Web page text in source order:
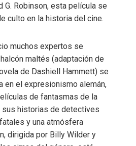
G. Robinson, esta película se
culto en la historia del cine.
muchos expertos se
maltés (adaptación de
de Dashiell Hammett) se
en el expresionismo alemán,
de fantasmas de la
sus historias de detectives
y una atmósfera
dirigida por Billy Wilder y